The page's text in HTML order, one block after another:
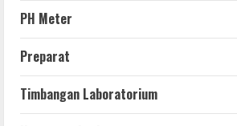
PH Meter
Preparat
Timbangan Laboratorium